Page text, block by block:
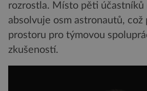
rozrostla. Místo pěti účastníků
absolvuje osm astronautů, což
prostoru pro týmovou
zkušeností.